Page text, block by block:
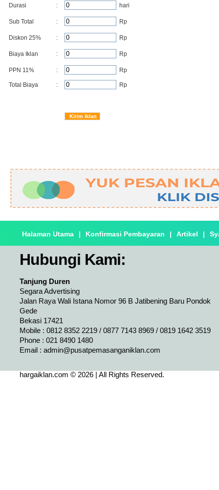
Durasi : hari
Sub Total : Rp
Diskon 25% : Rp
Biaya Iklan : Rp
PPN 11% : Rp
Total Biaya : Rp
Halaman Utama | Konfirmasi Pembayaran | Artikel |
Hubungi Kami:
Tanjung Duren
Segara Advertising
Jalan Raya Wali Istana Nomor 96 B Jatibening Baru Pondok
Gede
Bekasi 17421
Mobile : 0812 8352 2219 / 0877 7143 8969 / 0819 1642 3519
Phone : 021 8490 1480
Email : admin@pusatpemasanganiklan.com
hargaiklan.com © 2026 | All Rights Reserved.